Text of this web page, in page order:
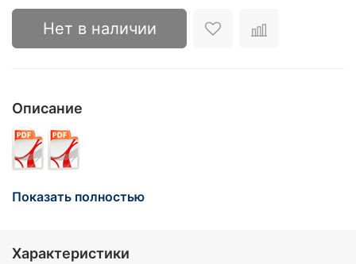
Нет в наличии
Описание
Аккумулятор YTZ10S Свинцово-кислотные
стартерные аккумуляторные батареи Red Energy
котором отображается статус работы АКБ:
Показать полностью
Характеристики